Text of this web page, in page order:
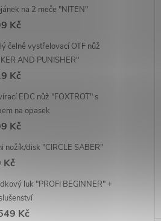
na 2 meče "NITEN"
Kč
čelně vystřelovací OTF nůž
AND PUNISHER"
Kč
EDC nůž "FOXTROT" s
na opasek
Kč
nožík/disk "CIRCLE SABER"
Kč
luk "PROFI BEGINNER" +
Kč